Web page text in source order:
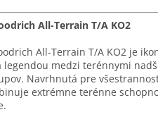
All-Terrain T/A KO2
All-Terrain T/A KO2 je
legendou medzi terénnymi
Navrhnutá pre
extrémne terénne